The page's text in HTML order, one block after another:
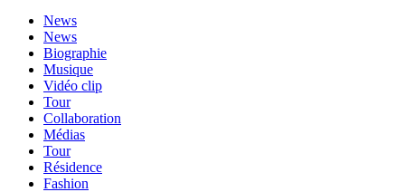
News
News
Biographie
Musique
Vidéo clip
Tour
Collaboration
Médias
Tour
Résidence
Fashion